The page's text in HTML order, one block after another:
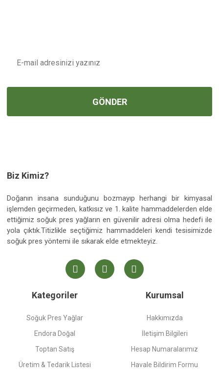
GÖNDER
Biz Kimiz?
Doğanın insana sunduğunu bozmayıp herhangi bir kimyasal
işlemden geçirmeden, katkısız ve 1. kalite hammaddelerden elde
ettiğimiz soğuk pres yağların en güvenilir adresi olma hedefi ile
yola çıktık.Titizlikle seçtiğimiz hammaddeleri kendi tesisimizde
soğuk pres yöntemi ile sıkarak elde etmekteyiz.
Kategoriler
Soğuk Pres Yağlar
Endora Doğal
Toptan Satış
Üretim & Tedarik Listesi
Kurumsal
Hakkımızda
İletişim Bilgileri
Hesap Numaralarımız
Havale Bildirim Formu